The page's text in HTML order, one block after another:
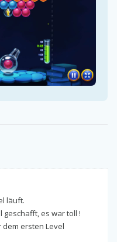
läuft.
geschafft, es war toll !
ersten Level